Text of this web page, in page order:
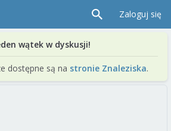
Zaloguj się
wątek w dyskusji!
dostępne są na stronie Znaleziska.